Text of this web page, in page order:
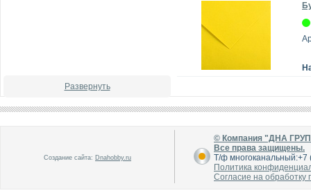
Развернуть
Создание сайта: Dnahobby.ru
© Компания "ДНА
Все права защищены.
Т/ф
Политика
Согласие на